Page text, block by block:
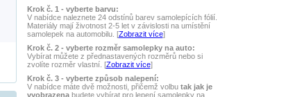
Krok č. 1 - vyberte barvu:
V nabídce naleznete 24 odstínů barev samolepících fólií.
Materiály mají životnost 2-5 let v závislosti na umístění
samolepek na automobilu. [Zobrazit více]
Krok č. 2 - vyberte rozměr samolepky na auto:
Vybírat můžete z přednastavených rozměrů nebo si
zvolíte rozměr vlastní. [Zobrazit více]
Krok č. 3 - vyberte způsob nalepení:
V nabídce máte dvě možnosti, přičemž volbu tak jak je
vyobrazenabudete vybírat pro lepení samolepky na